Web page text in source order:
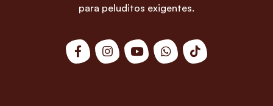
para peluditos exigentes.